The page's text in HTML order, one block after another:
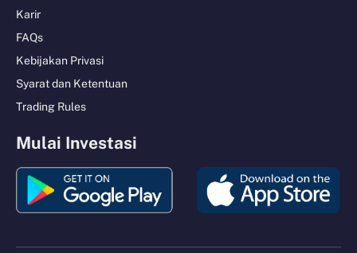
Karir
FAQs
Kebijakan Privasi
Syarat dan Ketentuan
Trading Rules
Mulai Investasi